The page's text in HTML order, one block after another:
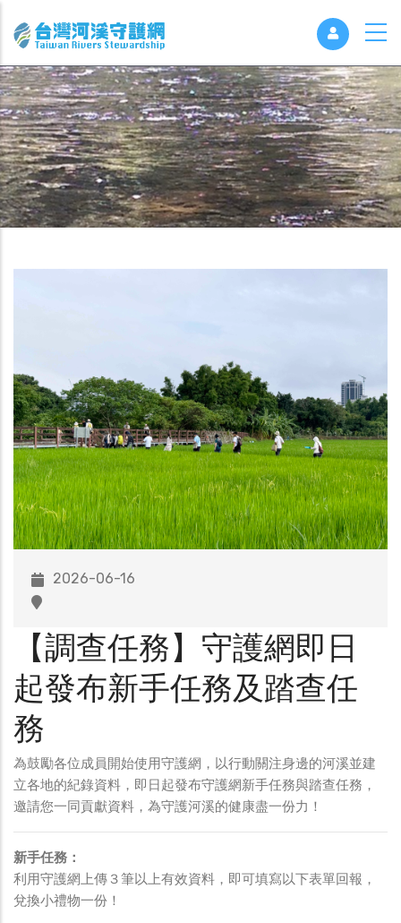
2026-06-16
【調查任務】守護網即日
起發布新手任務及踏查任
務
為鼓勵各位成員開始使用守護網，以行動關注身邊的河溪並建
立各地的紀錄資料，即日起發布守護網新手任務與踏查任務，
邀請您一同貢獻資料，為守護河溪的健康盡一份力！
新手任務：
利用守護網上傳３筆以上有效資料，即可填寫以下表單回報，
兌換小禮物一份！